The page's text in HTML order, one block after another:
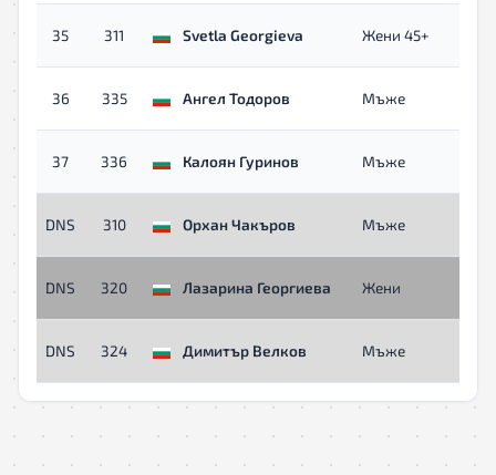
35 311 Svetla Georgieva Жени 45+
36 335 Ангел Тодоров Мъже
37 336 Калоян Гуринов Мъже
DNS 310 Орхан Чакъров Мъже
DNS 320 Лазарина Георгиева Жени
DNS 324 Димитър Велков Мъже